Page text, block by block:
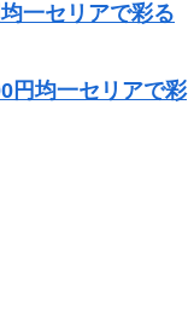
一セリアで彩る
円均一セリアで彩